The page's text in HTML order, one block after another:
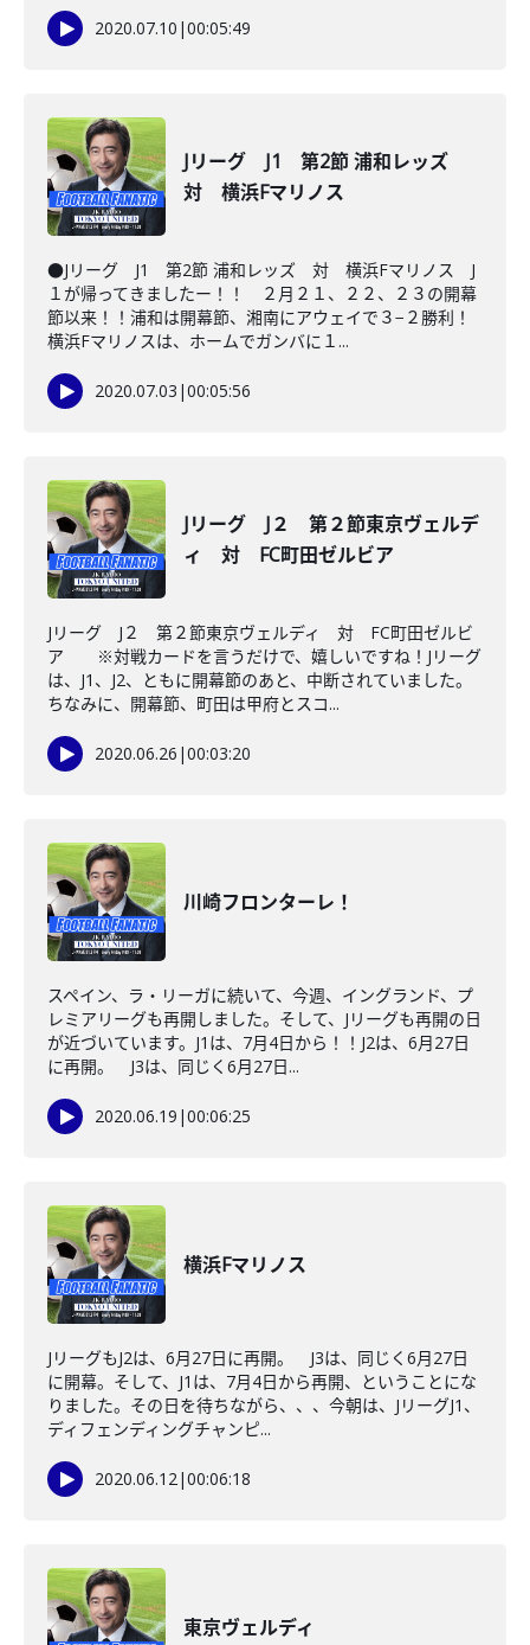
2020.07.10 |00:05:49
Jリーグ J1 第2節 浦和レッズ
対 横浜Fマリノス
●Jリーグ J1 第2節 浦和レッズ 対 横浜Fマリノス J
１が帰ってきましたー！！ ２月２１、２２、２３の開幕
節以来！！浦和は開幕節、湘南にアウェイで３−２勝利！
横浜Fマリノスは、ホームでガンバに１...
2020.07.03 |00:05:56
Jリーグ J２ 第２節東京ヴェルデ
ィ 対 FC町田ゼルビア
Jリーグ J２ 第２節東京ヴェルディ 対 FC町田ゼルビ
ア ※対戦カードを言うだけで、嬉しいですね！Jリーグ
は、J1、J2、ともに開幕節のあと、中断されていました。
ちなみに、開幕節、町田は甲府とスコ...
2020.06.26 |00:03:20
川崎フロンターレ！
スペイン、ラ・リーガに続いて、今週、イングランド、プ
レミアリーグも再開しました。そして、Jリーグも再開の日
が近づいています。J1は、7月4日から！！J2は、6月27日
に再開。 J3は、同じく6月27日...
2020.06.19 |00:06:25
横浜Fマリノス
JリーグもJ2は、6月27日に再開。 J3は、同じく6月27日
に開幕。そして、J1は、7月4日から再開、ということにな
りました。その日を待ちながら、、、今朝は、JリーグJ1、
ディフェンディングチャンピ...
2020.06.12|00:06:18
東京ヴェルディ